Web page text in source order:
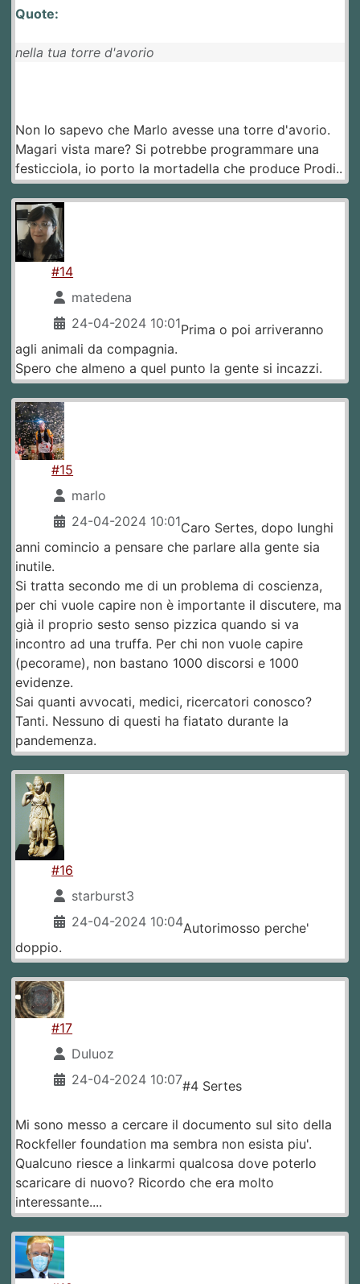
Quote:
nella tua torre d'avorio
Non lo sapevo che Marlo avesse una torre d'avorio.
Magari vista mare? Si potrebbe programmare una
festicciola, io porto la mortadella che produce Prodi..
#14
matedena
24-04-2024 10:01Prima o poi arriveranno
agli animali da compagnia.
Spero che almeno a quel punto la gente si incazzi.
#15
marlo
24-04-2024 10:01Caro Sertes, dopo lunghi
anni comincio a pensare che parlare alla gente sia
inutile.
Si tratta secondo me di un problema di coscienza,
per chi vuole capire non è importante il discutere, ma
già il proprio sesto senso pizzica quando si va
incontro ad una truffa. Per chi non vuole capire
(pecorame), non bastano 1000 discorsi e 1000
evidenze.
Sai quanti avvocati, medici, ricercatori conosco?
Tanti. Nessuno di questi ha fiatato durante la
pandemenza.
#16
starburst3
24-04-2024 10:04Autorimosso perche'
doppio.
#17
Duluoz
24-04-2024 10:07#4 Sertes
Mi sono messo a cercare il documento sul sito della
Rockfeller foundation ma sembra non esista piu'.
Qualcuno riesce a linkarmi qualcosa dove poterlo
scaricare di nuovo? Ricordo che era molto
interessante....